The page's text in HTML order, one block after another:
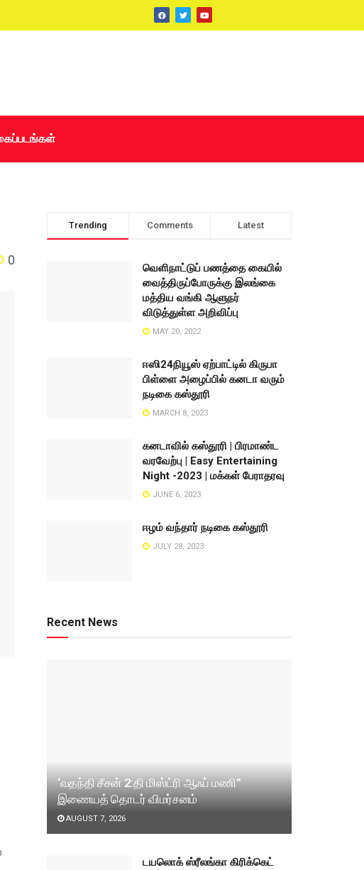
0
Trending Comments Latest
வெளிநாட்டுப் பணத்தை கையில்
வைத்திருப்போருக்கு இலங்கை
மத்திய வங்கி ஆளுநர்
விடுத்துள்ள அறிவிப்பு
MAY 20, 2022
ஈஸி24நியூஸ் ஏற்பாட்டில் கிருபா
பிள்ளை அழைப்பில் கனடா வரும்
நடிகை கஸ்தூரி
MARCH 8, 2023
கனடாவில் கஸ்தூரி | பிரமாண்ட
வரவேற்பு | Easy Entertaining
Night -2023 | மக்கள் பேராதரவு
JUNE 6, 2023
ஈழம் வந்தார் நடிகை கஸ்தூரி
JULY 28, 2023
Recent News
‘வதந்தி சீசன் 2:தி மிஸ்ட்ரி ஆஃப் மணி”
இணையத் தொடர் விமர்சனம்
AUGUST 7, 2026
டயலொக் ஸ்ரீலங்கா கிரிக்கெட்